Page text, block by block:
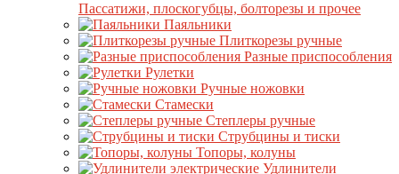
Пассатижи, плоскогубцы, болторезы и прочее
Паяльники
Плиткорезы ручные
Разные приспособления
Рулетки
Ручные ножовки
Стамески
Степлеры ручные
Струбцины и тиски
Топоры, колуны
Удлинители